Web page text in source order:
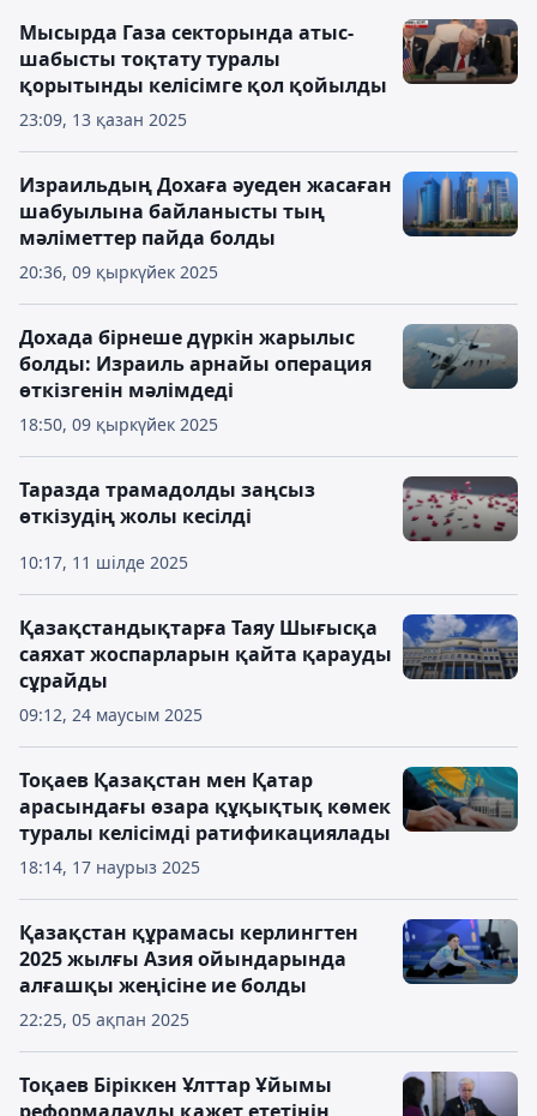
23:09, 13 қазан 2025
Мысырда Газа секторында атыс-
шабысты тоқтату туралы
қорытынды келісімге қол қойылды
20:36, 09 қыркүйек 2025
Израильдың Дохаға әуеден жасаған
шабуылына байланысты тың
мәліметтер пайда болды
18:50, 09 қыркүйек 2025
Дохада бірнеше дүркін жарылыс
болды: Израиль арнайы операция
өткізгенін мәлімдеді
10:17, 11 шілде 2025
Таразда трамадолды заңсыз
өткізудің жолы кесілді
09:12, 24 маусым 2025
Қазақстандықтарға Таяу Шығысқа
саяхат жоспарларын қайта қарауды
сұрайды
18:14, 17 наурыз 2025
Тоқаев Қазақстан мен Қатар
арасындағы өзара құқықтық көмек
туралы келісімді ратификациялады
22:25, 05 ақпан 2025
Қазақстан құрамасы керлингтен
2025 жылғы Азия ойындарында
алғашқы жеңісіне ие болды
Тоқаев Біріккен Ұлттар Ұйымы